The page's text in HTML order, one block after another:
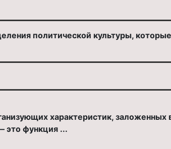
политической культуры,
характеристик, заложенных
это функция ...